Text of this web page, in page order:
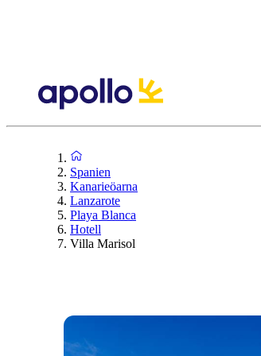
Spanien
Kanarieöarna
Lanzarote
Playa Blanca
Hotell
Villa Marisol